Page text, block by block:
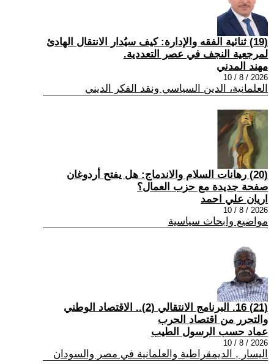
(19) ثنائية الفقه والإدارة: كيف سيُدار الانتقال الهادئ
لمرجعية النجف في عصر التعددية.
مهند المدني
2026 / 8 / 10
العلمانية، الدين السياسي ونقد الفكر الديني
(20) رهانات السلام والاندماج: هل يفتح أردوغان
صفحة جديدة مع حزب العمال؟
اريان علي احمد
2026 / 8 / 10
مواضيع وابحاث سياسية
(21) 16. البرنامج الانتقالي (2).. الاقتصاد الوطني
والتحرر من اقتصاد الحرب
عماد حسب الرسول الطيب
2026 / 8 / 10
اليسار , الديمقراطية والعلمانية في مصر والسودان